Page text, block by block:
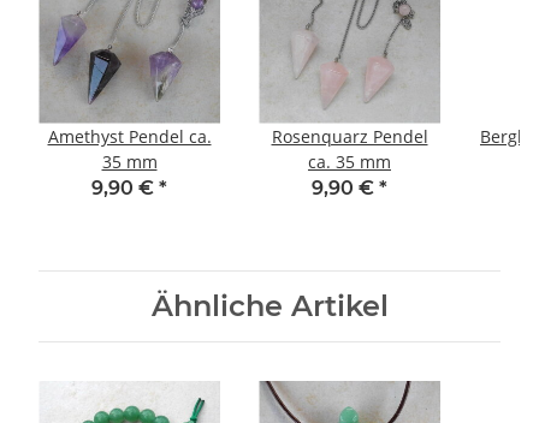
Amethyst Pendel ca.
35 mm
9,90 € *
Rosenquarz Pendel
ca. 35 mm
9,90 € *
Ähnliche Artikel